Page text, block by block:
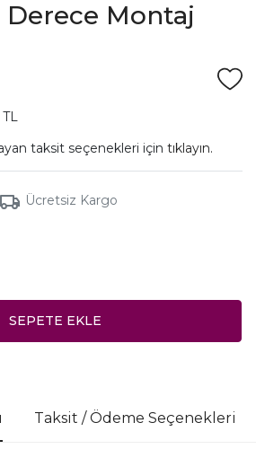
Derece Montaj
taksit seçenekleri için tıklayın.
Ücretsiz Kargo
SEPETE EKLE
Taksit / Ödeme Seçenekleri